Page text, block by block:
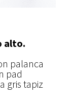
alto.
palanca
pad
gris tapiz